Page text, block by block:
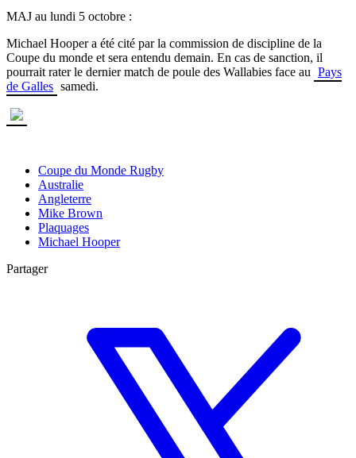
MAJ au lundi 5 octobre :
Michael Hooper a été cité par la commission de discipline de la
Coupe du monde et sera entendu demain. En cas de sanction, il
pourrait rater le dernier match de poule des Wallabies face au Pays
de Galles samedi.
Coupe du Monde Rugby
Australie
Angleterre
Mike Brown
Plaquages
Michael Hooper
Partager